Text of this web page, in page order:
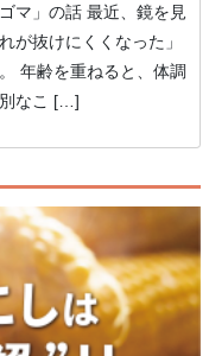
マ」の話 最近、鏡を見
が抜けにくくなった」
年齢を重ねると、体調
なこ […]